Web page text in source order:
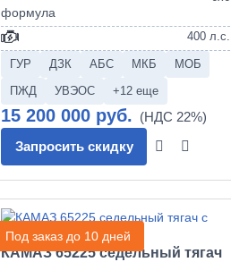
400 л.с.
ГУР ДЗК АБС МКБ
МОБ
ПЖД
УВЭОС +12 еще
15 200 000 руб.
Запросить скидку
Под заказ до 10 дней
КАМАЗ 65225 седельный тягач